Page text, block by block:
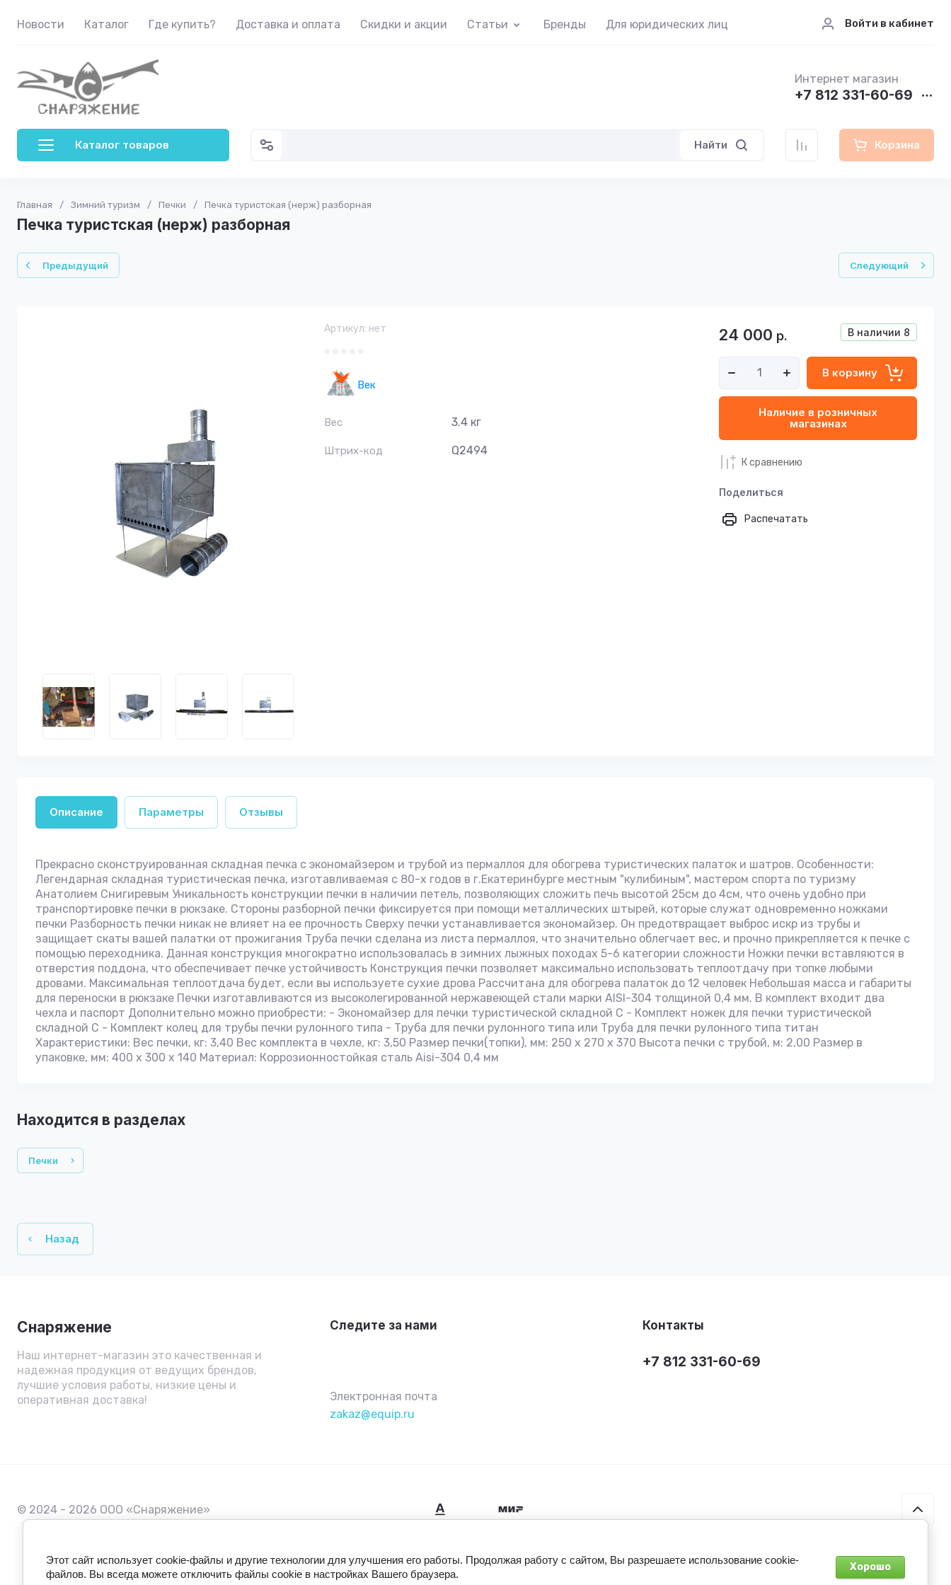
Новости Каталог Где купить? Доставка и оплата Скидки и акции Статьи Бренды Для юридических лиц Войти в кабинет
Интернет магазин
+7 812 331-60-69
Каталог товаров Найти Корзина
Главная / Зимний туризм / Печки / Печка туристская (нерж) разборная
Печка туристская (нерж) разборная
Предыдущий Следующий
Артикул: нет
Век
Вес 3.4 кг
Штрих-код Q2494
В наличии 8
24 000 р.
В корзину
Наличие в розничных
магазинах
К сравнению
Поделиться
Распечатать
Описание Параметры Отзывы
Прекрасно сконструированная складная печка с экономайзером и трубой из пермаллоя для обогрева туристических палаток и шатров. Особенности:
Легендарная складная туристическая печка, изготавливаемая с 80-х годов в г.Екатеринбурге местным "кулибиным", мастером спорта по туризму
Анатолием Снигиревым Уникальность конструкции печки в наличии петель, позволяющих сложить печь высотой 25см до 4см, что очень удобно при
транспортировке печки в рюкзаке. Стороны разборной печки фиксируется при помощи металлических штырей, которые служат одновременно ножками
печки Разборность печки никак не влияет на ее прочность Сверху печки устанавливается экономайзер. Он предотвращает выброс искр из трубы и
защищает скаты вашей палатки от прожигания Труба печки сделана из листа пермаллоя, что значительно облегчает вес, и прочно прикрепляется к печке с
помощью переходника. Данная конструкция многократно использовалась в зимних лыжных походах 5-6 категории сложности Ножки печки вставляются в
отверстия поддона, что обеспечивает печке устойчивость Конструкция печки позволяет максимально использовать теплоотдачу при топке любыми
дровами. Максимальная теплоотдача будет, если вы используете сухие дрова Рассчитана для обогрева палаток до 12 человек Небольшая масса и габариты
для переноски в рюкзаке Печки изготавливаются из высоколегированной нержавеющей стали марки AISI-304 толщиной 0,4 мм. В комплект входит два
чехла и паспорт Дополнительно можно приобрести: - Экономайзер для печки туристической складной С - Комплект ножек для печки туристической
складной С - Комплект колец для трубы печки рулонного типа - Труба для печки рулонного типа или Труба для печки рулонного типа титан
Характеристики: Вес печки, кг: 3,40 Вес комплекта в чехле, кг: 3,50 Размер печки(топки), мм: 250 х 270 х 370 Высота печки с трубой, м: 2,00 Размер в
упаковке, мм: 400 х 300 х 140 Материал: Коррозионностойкая сталь Aisi-304 0,4 мм
Находится в разделах
Печки
Назад
Снаряжение
Наш интернет-магазин это качественная и
надежная продукция от ведущих брендов,
лучшие условия работы, низкие цены и
оперативная доставка!
Следите за нами
Электронная почта
zakaz@equip.ru
Контакты
+7 812 331-60-69
© 2024 - 2026 ООО «Снаряжение»
Этот сайт использует cookie-файлы и другие технологии для улучшения его работы. Продолжая работу с сайтом, Вы разрешаете использование cookie-
файлов. Вы всегда можете отключить файлы cookie в настройках Вашего браузера.
Хорошо